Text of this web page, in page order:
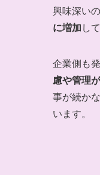
興味深い
に増加 し
企業側も
慮や管理
事が続か
います。